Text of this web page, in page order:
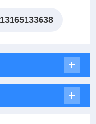
13165133638